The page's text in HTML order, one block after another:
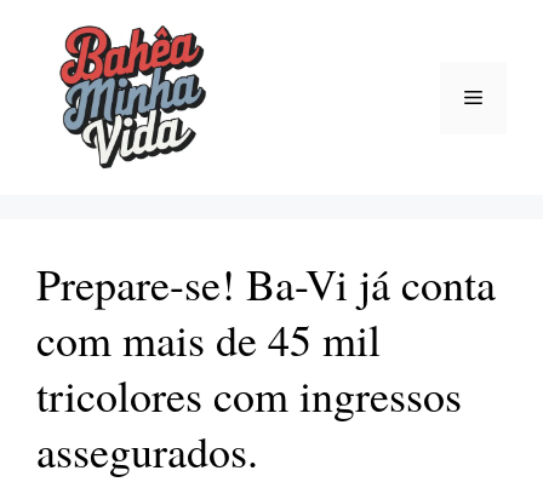
conteúdo
Menu
Prepare-se! Ba-Vi já conta
com mais de 45 mil
tricolores com ingressos
assegurados.